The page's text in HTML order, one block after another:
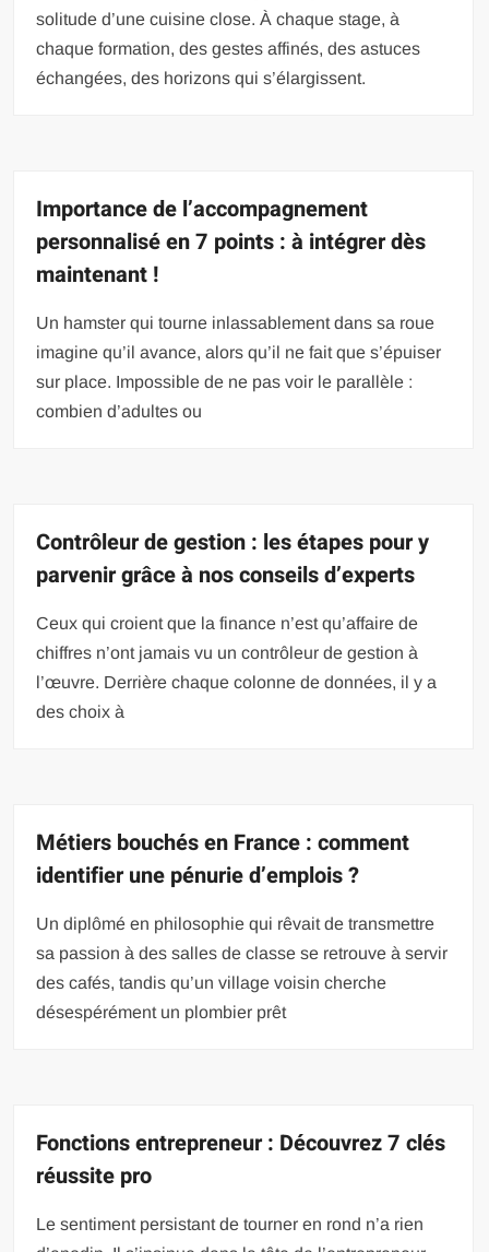
solitude d’une cuisine close. À chaque stage, à
chaque formation, des gestes affinés, des astuces
échangées, des horizons qui s’élargissent.
Importance de l’accompagnement
personnalisé en 7 points : à intégrer dès
maintenant !
Un hamster qui tourne inlassablement dans sa roue
imagine qu’il avance, alors qu’il ne fait que s’épuiser
sur place. Impossible de ne pas voir le parallèle :
combien d’adultes ou
Contrôleur de gestion : les étapes pour y
parvenir grâce à nos conseils d’experts
Ceux qui croient que la finance n’est qu’affaire de
chiffres n’ont jamais vu un contrôleur de gestion à
l’œuvre. Derrière chaque colonne de données, il y a
des choix à
Métiers bouchés en France : comment
identifier une pénurie d’emplois ?
Un diplômé en philosophie qui rêvait de transmettre
sa passion à des salles de classe se retrouve à servir
des cafés, tandis qu’un village voisin cherche
désespérément un plombier prêt
Fonctions entrepreneur : Découvrez 7 clés
réussite pro
Le sentiment persistant de tourner en rond n’a rien